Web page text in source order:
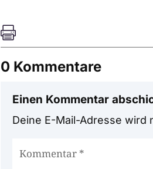

0 Kommentare
Einen Kommentar
Deine E-Mail-Adresse wird